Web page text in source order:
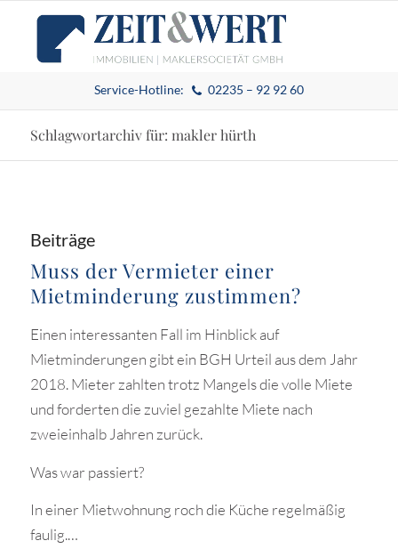
Service-Hotline: 02235 – 92 92 60
Schlagwortarchiv für: makler hürth
Beiträge
Muss der Vermieter einer
Mietminderung zustimmen?
Einen interessanten Fall im Hinblick auf
Mietminderungen gibt ein BGH Urteil aus dem Jahr
2018. Mieter zahlten trotz Mangels die volle Miete
und forderten die zuviel gezahlte Miete nach
zweieinhalb Jahren zurück.
Was war passiert?
In einer Mietwohnung roch die Küche regelmäßig
faulig.…